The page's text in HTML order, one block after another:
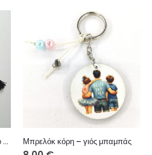
Χειροποίητο μπρελόκ με ξύλινο στοιχείο, χάντρα αχάτης, μεταλλικά στοιχεία και χειροποίητη φούντα. Μπρελόκ κόρη – γιός μπαμπάς